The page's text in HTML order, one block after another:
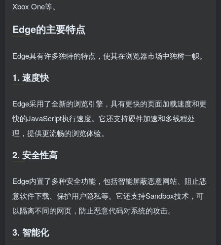
Xbox One等。
Edge的主要特点
Edge具有许多独特的特点，使其在浏览器市场中独树一帜。
1. 速度快
Edge采用了全新的浏览引擎，具有更快的页面加载速度和更
快的JavaScript执行速度。它还支持硬件加速和多线程处
理，提供更流畅的浏览体验。
2. 安全性高
Edge内置了多种安全功能，包括智能屏蔽恶意网站、阻止恶
意软件下载、保护用户隐私等。它还支持Sandbox技术，可
以隔离不同的网页，防止恶意代码对系统的攻击。
3. 智能化